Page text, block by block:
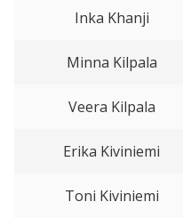
Inka Khanji
Minna Kilpala
Veera Kilpala
Erika Kiviniemi
Toni Kiviniemi